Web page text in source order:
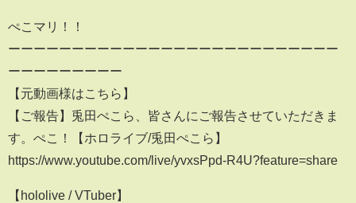
ぺこマリ！！
ーーーーーーーーーーーーーーーーーーーーーーーーーー
ーーーーーーーーー
【元動画様はこちら】
【ご報告】兎田ぺこら、皆さんにご報告させていただきま
す。ぺこ！【ホロライブ/兎田ぺこら】
https://www.youtube.com/live/yvxsPpd-R4U?feature=share
【hololive / VTuber】